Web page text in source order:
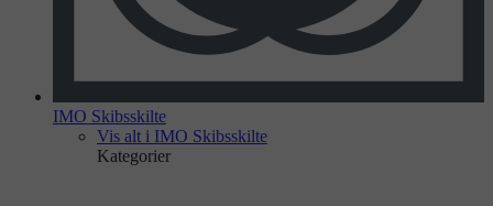
IMO Skibsskilte
Vis alt i IMO Skibsskilte
Kategorier